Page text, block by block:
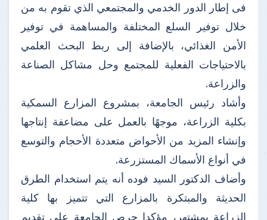
فى إطار الدور الخدمي والمجتمعي الذي تقوم به من
خلال توفير السلع المختلفة والمساهمة في توفير
الأمن الغذائي، بالإضافة إلى ربط البحث العلمي
بالاحتياجات الفعلية للمجتمع وحل مشاكل الصناعة
والزراعة.
وأشاد رئيس الجامعة، بمشروع المزارع السمكية
بكلية الزراعة، موجهًا بالعمل على مضاعفة إنتاجها
وإنشاء المزيد من الأحواض متعددة الأحجام والتوسع
في أنواع الأسماك المستزرعة.
وأضاف الدكتور السيد فوده أنه يتم استخدام الطرق
الحديثة والمبتكرة بالمزارع التي تتميز بها كلية
الزراعة بمشتهر، مؤكدا حرص الجامعة علي تقديم